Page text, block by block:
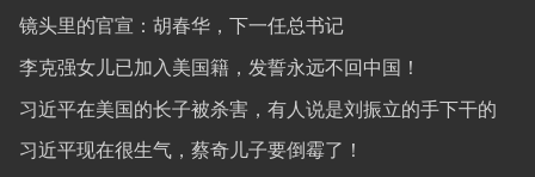
镜头里的官宣：胡春华，下一任总书记
李克强女儿已加入美国籍，发誓永远不回中国！
习近平在美国的长子被杀害，有人说是刘振立的手下干的
习近平现在很生气，蔡奇儿子要倒霉了！